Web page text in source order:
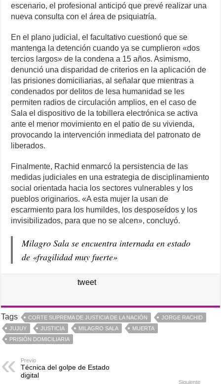
escenario, el profesional anticipó que prevé realizar una
nueva consulta con el área de psiquiatría.
En el plano judicial, el facultativo cuestionó que se
mantenga la detención cuando ya se cumplieron «dos
tercios largos» de la condena a 15 años. Asimismo,
denunció una disparidad de criterios en la aplicación de
las prisiones domiciliarias, al señalar que mientras a
condenados por delitos de lesa humanidad se les
permiten radios de circulación amplios, en el caso de
Sala el dispositivo de la tobillera electrónica se activa
ante el menor movimiento en el patio de su vivienda,
provocando la intervención inmediata del patronato de
liberados.
Finalmente, Rachid enmarcó la persistencia de las
medidas judiciales en una estrategia de disciplinamiento
social orientada hacia los sectores vulnerables y los
pueblos originarios. «A esta mujer la usan de
escarmiento para los humildes, los desposeídos y los
invisibilizados, para que no se alcen», concluyó.
Milagro Sala se encuentra internada en estado
de «fragilidad muy fuerte»
tweet
Tags CORTE SUPREMA DE JUSTICIA DE LA NACIÓN
JORGE RACHID
JUJUY
JUSTICIA MILAGRO SALA
MUERTA
PRISIÓN DOMICILIARIA
Previo
Técnica del golpe de Estado
digital
Siguiente